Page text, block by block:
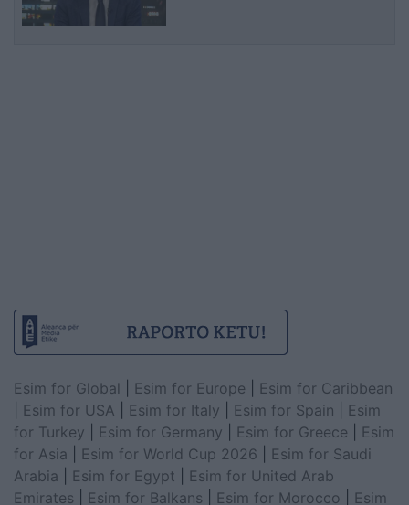
Esim for Global Esim for Europe
Esim for Caribbean
Esim for USA Esim for Italy Esim for Spain
Esim
for Turkey
Esim for Germany Esim for Greece
Esim
for Asia
Esim for World Cup 2026
Esim for Saudi
Arabia
Esim for Egypt
Esim for United Arab
Emirates
Esim for Balkans Esim for Morocco
Esim